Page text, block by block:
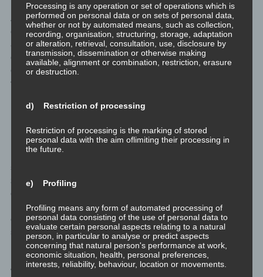
Aber alle, die an sich selbst und an ihre freien Möglichkeiten
glauben, sind herzlich eingeladen sich meinen Sichtweisen
anzuschließen, und ein Stück des Weges gemeinsam mit mir zu
gehen. Lerne mit mir wie du dich persönlich entwickelst und wie
du spirituell wachsen wirst, weil ich das schon erfahren und
verstanden habe und es nun direkt an dich weitergebe.
Im Vertrauen gesagt …
Mir ganz persönlich ist
Integrität und Loyalität
sehr sehr wichtig: Eins
zu sein und sich auch
danach zu verhalten.
Das hat nichts mit Treue
oder Sicherheit zu tun,
sondern ist auf höheren
Ebenen angesiedelt.
Wenn ich mit jemandem ein Stück eines Weges gehe, dann tue
Processing is any operation or set of operations which is
performed on personal data or on sets of personal data,
whether or not by automated means, such as collection,
recording, organisation, structuring, storage, adaptation
or alteration, retrieval, consultation, use, disclosure by
transmission, dissemination or otherwise making
available, alignment or combination, restriction, erasure
or destruction.
d) Restriction of processing
Restriction of processing is the marking of stored
personal data with the aim oflimiting their processing in
the future.
e) Profiling
Profiling means any form of automated processing of
personal data consisting of the use of personal data to
evaluate certain personal aspects relating to a natural
person, in particular to analyse or predict aspects
concerning that natural person's performance at work,
economic situation, health, personal preferences,
interests, reliability, behaviour, location or movements.